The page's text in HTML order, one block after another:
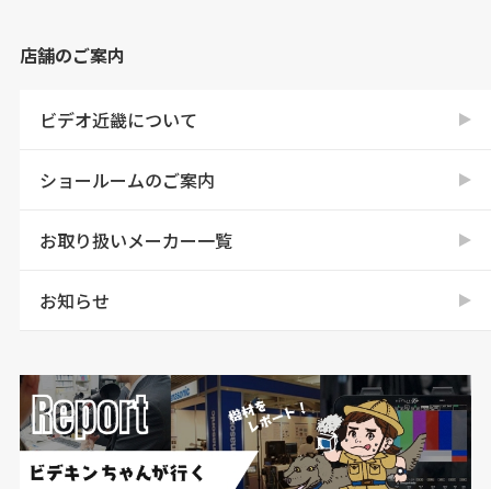
店舗のご案内
ビデオ近畿について
ショールームのご案内
お取り扱いメーカー一覧
お知らせ